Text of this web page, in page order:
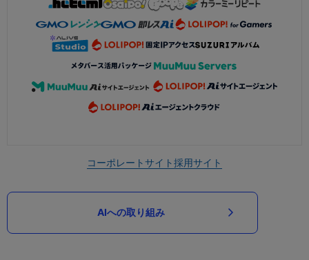
コーポレートサイト採用サイト
AIへの取り組み